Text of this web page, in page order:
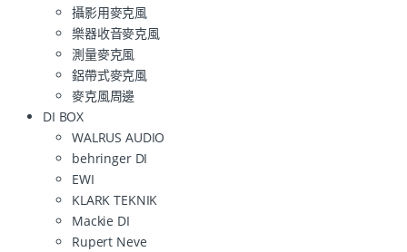
攝影用麥克風
樂器收音麥克風
測量麥克風
鋁帶式麥克風
麥克風周邊
DI BOX
WALRUS AUDIO
behringer DI
EWI
KLARK TEKNIK
Mackie DI
Rupert Neve